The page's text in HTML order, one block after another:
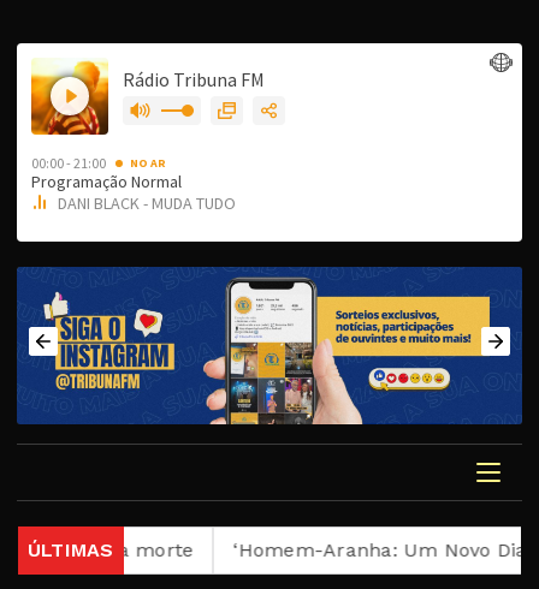
ÚLTIMAS
após sua morte ‘Homem-Aranha: Um Novo Dia’